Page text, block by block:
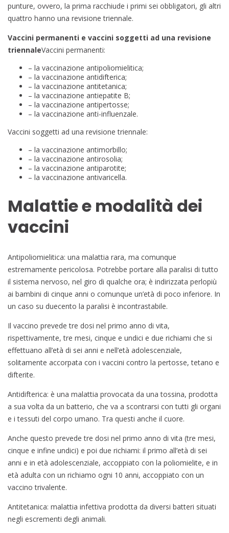
punture, ovvero, la prima racchiude i primi sei obbligatori, gli altri
quattro hanno una revisione triennale.
Vaccini permanenti e vaccini soggetti ad una revisione
triennaleVaccini permanenti:
– la vaccinazione antipoliomielitica;
– la vaccinazione antidifterica;
– la vaccinazione antitetanica;
– la vaccinazione antiepatite B;
– la vaccinazione antipertosse;
– la vaccinazione anti-influenzale.
Vaccini soggetti ad una revisione triennale:
– la vaccinazione antimorbillo;
– la vaccinazione antirosolia;
– la vaccinazione antiparotite;
– la vaccinazione antivaricella.
Malattie e modalità dei
vaccini
Antipoliomielitica: una malattia rara, ma comunque
estremamente pericolosa. Potrebbe portare alla paralisi di tutto
il sistema nervoso, nel giro di qualche ora; è indirizzata perlopiù
ai bambini di cinque anni o comunque un’età di poco inferiore. In
un caso su duecento la paralisi è incontrastabile.
Il vaccino prevede tre dosi nel primo anno di vita,
rispettivamente, tre mesi, cinque e undici e due richiami che si
effettuano all’età di sei anni e nell’età adolescenziale,
solitamente accorpata con i vaccini contro la pertosse, tetano e
difterite.
Antidifterica: è una malattia provocata da una tossina, prodotta
a sua volta da un batterio, che va a scontrarsi con tutti gli organi
e i tessuti del corpo umano. Tra questi anche il cuore.
Anche questo prevede tre dosi nel primo anno di vita (tre mesi,
cinque e infine undici) e poi due richiami: il primo all’età di sei
anni e in età adolescenziale, accoppiato con la poliomielite, e in
età adulta con un richiamo ogni 10 anni, accoppiato con un
vaccino trivalente.
Antitetanica: malattia infettiva prodotta da diversi batteri situati
negli escrementi degli animali.